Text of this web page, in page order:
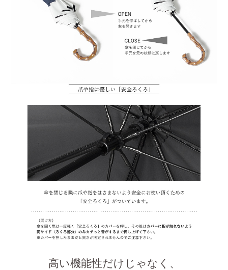
高い機能性だけじゃなく、